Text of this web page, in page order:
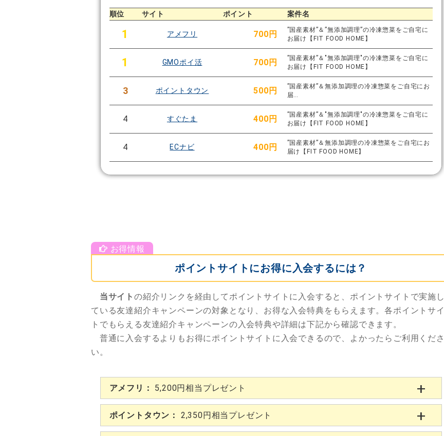
順位 サイト ポイント 案件名
1 アメフリ 700円
”国産素材”＆”無添加調理”の冷凍惣菜をご自宅に
お届け【FIT FOOD HOME】
1 GMOポイ活 700円
”国産素材”＆"無添加調理"の冷凍惣菜をご自宅に
お届け【FIT FOOD HOME】
3 ポイントタウン 500円
”国産素材”＆無添加調理の冷凍惣菜をご自宅にお
届…
4 すぐたま 400円
”国産素材”＆"無添加調理"の冷凍惣菜をご自宅に
お届け【FIT FOOD HOME】
4 ECナビ 400円
”国産素材”＆無添加調理の冷凍惣菜をご自宅にお
届け【FIT FOOD HOME】
ポイントサイトにお得に入会するには？
当サイトの紹介リンクを経由してポイントサイトに入会すると、ポイントサイトで実施し
ている友達紹介キャンペーンの対象となり、お得な入会特典をもらえます。各ポイントサイ
トでもらえる友達紹介キャンペーンの入会特典や詳細は下記から確認できます。
普通に入会するよりもお得にポイントサイトに入会できるので、よかったらご利用くださ
い。
アメフリ： 5,200円相当プレゼント
ポイントタウン： 2,350円相当プレゼント